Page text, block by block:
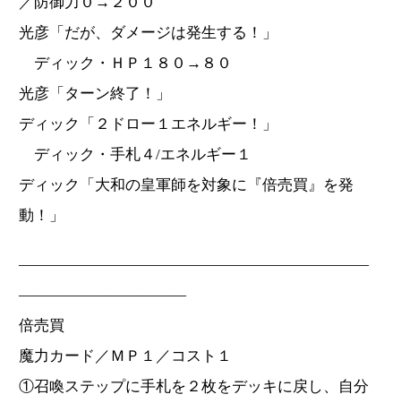
光彦「だが、ダメージは発生する！」
ディック・ＨＰ１８０→８０
光彦「ターン終了！」
ディック「２ドロー１エネルギー！」
ディック・手札４/エネルギー１
ディック「大和の皇軍師を対象に『倍売買』を発
動！」
―――――――――――――――――――――――
―――――――――――
倍売買
魔力カード／ＭＰ１／コスト１
①召喚ステップに手札を２枚をデッキに戻し、自分